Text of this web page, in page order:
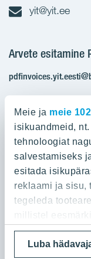
Meie ja meie
isikuandmeid,
tehnoloogiat
salvestamiseks
esitada
reklaami ja sisu,
tegeleda
Kui te lubate,
Luba
yit@yit.ee
Arvete esitamine
KMKR: EE100210897
Ettevõttest
Ettevõttest
Referentsid
YIT Group
YIT Finland
YIT Latvia